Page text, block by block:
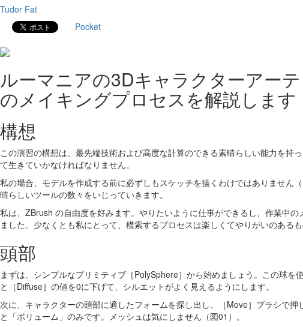
Tudor Fat
Pocket
ルーマニアの3Dキャラクターアー
のメイキングプロセスを解説します
構想
この演習の構想は、最先端技術および高度な計算のできる素晴らしい能力を
て生きていかなければなりません。
私の場合、モデルを作成する前に必ずしもスケッチを描くわけではありません
晴らしいツールの数々をいじっていきます。
私は、ZBrush の自由度を好みます。やりたいように仕事ができるし、作業中
ました。少なくとも私にとって、模索するプロセスは楽しくてやりがいのあるも
頭部
まずは、シンプルなプリミティブ［PolySphere］から始めましょう。この球
と［Diffuse］の値を0に下げて、シルエットがよく見えるようにします。
次に、キャラクターの頭部に適したフォームを探し出し、［Move］ブラシで
と「ボリューム」のみです。メッシュは気にしません（図01）。